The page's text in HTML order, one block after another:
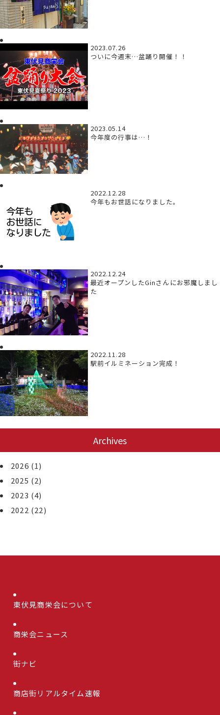
2023.07.26
ついに今週末…盆踊り開催！！
2023.05.14
今年度の行事は…！
2022.12.28
今年もお世話になりました。
2022.12.24
最近オープンしたGinさんにお邪魔しまし
た
2022.11.28
駅前イルミネーション完成！
Archives
2026 (1)
2025 (2)
2023 (4)
2022 (22)
東伏見商栄会について
商栄会ニュース
街ナビ
商店街リアルタイム速報